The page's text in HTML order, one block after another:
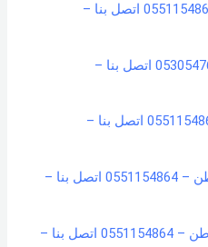
شركة تنظيف مجالس بحائل – 0551154864 اتصل بنا –
شراء اثاث مستعمل بحائل – 0530547685 اتصل بنا –
شركة تنظيف مساجد بحائل – 0551154864 اتصل بنا –
شركة تنظيف مجالس بحفر الباطن – 0551154864 اتصل بنا –
شركة مكافحة حشرات بحفر الباطن – 0551154864 اتصل بنا –